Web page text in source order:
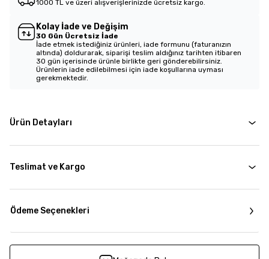
1000 TL ve üzeri alışverişlerinizde ücretsiz kargo.
Kolay İade ve Değişim
30 Gün Ücretsiz İade
İade etmek istediğiniz ürünleri, iade formunu (faturanızın
altında) doldurarak, siparişi teslim aldığınız tarihten itibaren
30 gün içerisinde ürünle birlikte geri gönderebilirsiniz.
Ürünlerin iade edilebilmesi için iade koşullarına uyması
gerekmektedir.
Ürün Detayları
Teslimat ve Kargo
Ödeme Seçenekleri